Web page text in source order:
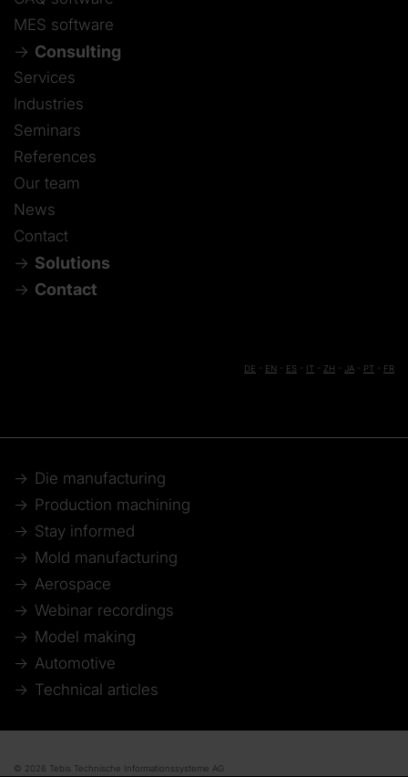
MES software
Consulting
Services
Industries
Seminars
References
Our team
News
Contact
Solutions
Contact
DE EN ES IT ZH JA PT FR
Die manufacturing
Production machining
Stay informed
Mold manufacturing
Aerospace
Webinar recordings
Model making
Automotive
Technical articles
© 2026 Tebis Technische Informationssysteme AG